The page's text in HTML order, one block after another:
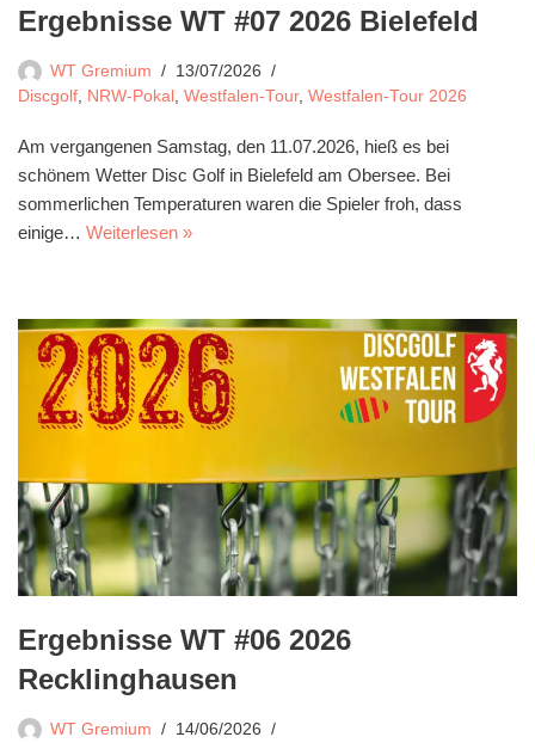
Ergebnisse WT #07 2026 Bielefeld
WT Gremium
13/07/2026
Discgolf
NRW-Pokal Westfalen-Tour, Westfalen-Tour 2026
Am vergangenen Samstag, den 11.07.2026, hieß es bei
schönem Wetter Disc Golf in Bielefeld am Obersee. Bei
sommerlichen Temperaturen waren die Spieler froh, dass
einige… Weiterlesen »
Ergebnisse WT #06 2026
Recklinghausen
WT Gremium
14/06/2026